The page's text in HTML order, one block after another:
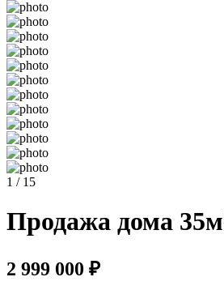
1 / 15
Продажа дома
2 999 000 ₽